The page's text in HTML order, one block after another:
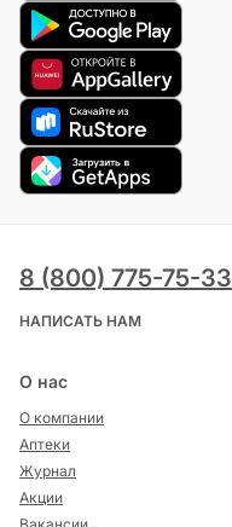
8 (800) 775-75-33
НАПИСАТЬ НАМ
О нас
О компании
Аптеки
Журнал
Акции